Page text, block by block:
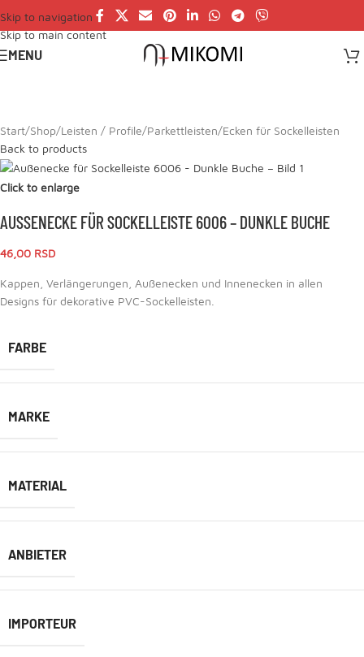
Skip to navigation
Skip to main content
MENU
Start/Shop/Leisten / Profile/Parkettleisten/Ecken für Sockelleisten
Back to products
Click to enlarge
AUSSENECKE FÜR SOCKELLEISTE 6006 – DUNKLE BUCHE
46,00 RSD
Kappen, Verlängerungen, Außenecken und Innenecken in allen
Designs für dekorative PVC-Sockelleisten.
FARBE
MARKE
MATERIAL
ANBIETER
IMPORTEUR